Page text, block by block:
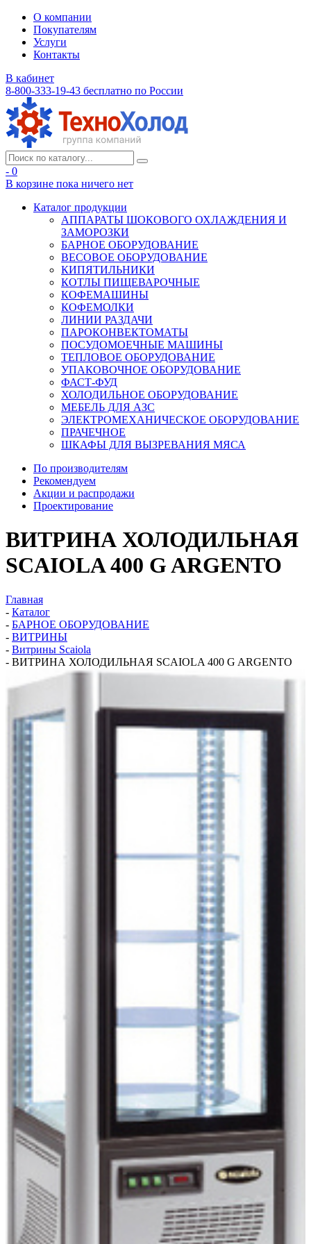
О компании
Покупателям
Услуги
Контакты
В кабинет
8-800-333-19-43 бесплатно по России
- 0
В корзине пока ничего нет
Каталог продукции
АППАРАТЫ ШОКОВОГО ОХЛАЖДЕНИЯ И
ЗАМОРОЗКИ
БАРНОЕ ОБОРУДОВАНИЕ
ВЕСОВОЕ ОБОРУДОВАНИЕ
КИПЯТИЛЬНИКИ
КОТЛЫ ПИЩЕВАРОЧНЫЕ
КОФЕМАШИНЫ
КОФЕМОЛКИ
ЛИНИИ РАЗДАЧИ
ПАРОКОНВЕКТОМАТЫ
ПОСУДОМОЕЧНЫЕ МАШИНЫ
ТЕПЛОВОЕ ОБОРУДОВАНИЕ
УПАКОВОЧНОЕ ОБОРУДОВАНИЕ
ФАСТ-ФУД
ХОЛОДИЛЬНОЕ ОБОРУДОВАНИЕ
МЕБЕЛЬ ДЛЯ АЗС
ЭЛЕКТРОМЕХАНИЧЕСКОЕ ОБОРУДОВАНИЕ
ПРАЧЕЧНОЕ
ШКАФЫ ДЛЯ ВЫЗРЕВАНИЯ МЯСА
По производителям
Рекомендуем
Акции и распродажи
Проектирование
ВИТРИНА ХОЛОДИЛЬНАЯ
SCAIOLA 400 G ARGENTO
Главная
- Каталог
- БАРНОЕ ОБОРУДОВАНИЕ
- ВИТРИНЫ
- Витрины Scaiola
- ВИТРИНА ХОЛОДИЛЬНАЯ SCAIOLA 400 G ARGENTO